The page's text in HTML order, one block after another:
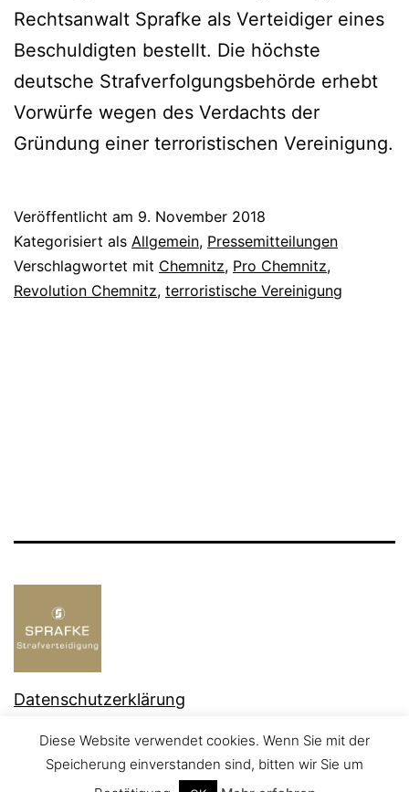
Rechtsanwalt Sprafke als Verteidiger eines
Beschuldigten bestellt. Die höchste
deutsche Strafverfolgungsbehörde erhebt
Vorwürfe wegen des Verdachts der
Gründung einer terroristischen Vereinigung.
Veröffentlicht am 9. November 2018
Kategorisiert als Allgemein, Pressemitteilungen
Verschlagwortet mit Chemnitz, Pro Chemnitz,
Revolution Chemnitz, terroristische Vereinigung
Datenschutzerklärung
Stolz präsentiert vonWordPress.
Diese Website verwendet cookies. Wenn Sie mit der
Speicherung einverstanden sind, bitten wir Sie um